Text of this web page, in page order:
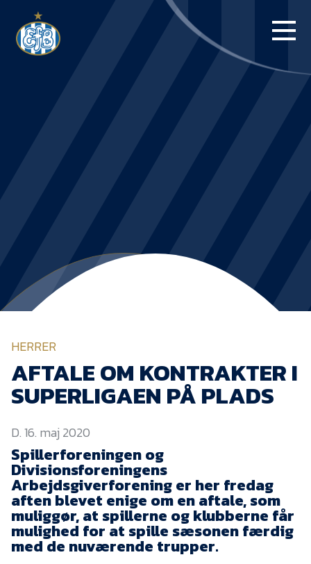
BLUE WATER
NYHEDER
EfB Akademi
Sydvestjysk Fodbold
Samarbejde
Partnere
Blue Water Arena
Aktionærinformation
HERRER
AFTALE OM KONTRAKTER I
SUPERLIGAEN PÅ PLADS
D. 16. maj 2020
Spillerforeningen og
Divisionsforeningens
Arbejdsgiverforening er her fredag
aften blevet enige om en aftale, som
muliggør, at spillerne og klubberne får
mulighed for at spille sæsonen færdig
med de nuværende trupper.